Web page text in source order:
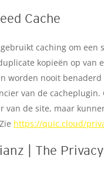
Cache
gebruikt caching om
kopieën op van
worden nooit
van de
van de site, maar
https://quic.cloud/
| The